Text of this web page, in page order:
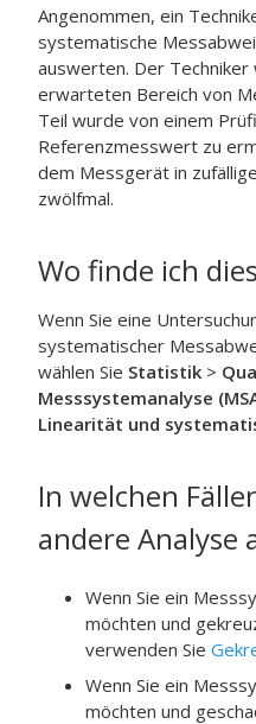
Angenommen, ein
systematische
auswerten. Der
erwarteten Bereich von
Teil wurde von einem
Referenzmesswert zu
dem Messgerät in
zwölfmal.
Wo finde ich
Wenn Sie eine
systematischer
wählen Sie Statistik >
Messsystemanalyse
Linearität und
In welchen
andere Analyse
Wenn Sie ein
möchten und
verwenden Sie
Wenn Sie ein
möchten und